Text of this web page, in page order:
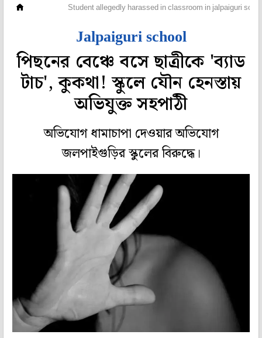
Student allegedly harassed in classroom in jalpaiguri
Jalpaiguri school
পিছনের বেঞ্চে বসে ছাত্রীকে 'ব্যাড
টাচ', কুকথা! স্কুলে যৌন হেনস্তায়
অভিযুক্ত সহপাঠী
অভিযোগ ধামাচাপা দেওয়ার অভিযোগ
জলপাইগুড়ির স্কুলের বিরুদ্ধে।